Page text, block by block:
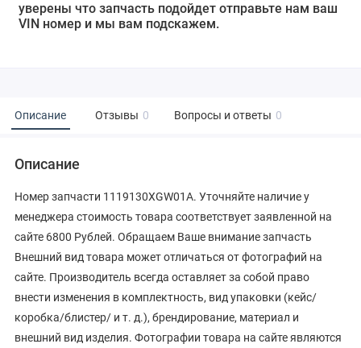
уверены что запчасть подойдет отправьте нам ваш
VIN номер и мы вам подскажем.
Описание Отзывы 0 Вопросы и ответы 0
Описание
Номер запчасти 1119130XGW01A. Уточняйте наличие у
менеджера стоимость товара соответствует заявленной на
сайте 6800 Рублей. Обращаем Ваше внимание запчасть
Внешний вид товара может отличаться от фотографий на
сайте. Производитель всегда оставляет за собой право
внести изменения в комплектность, вид упаковки (кейс/
коробка/блистер/ и т. д.), брендирование, материал и
внешний вид изделия. Фотографии товара на сайте являются